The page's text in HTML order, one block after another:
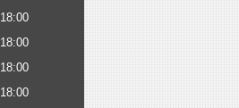
18:00
18:00
18:00
18:00